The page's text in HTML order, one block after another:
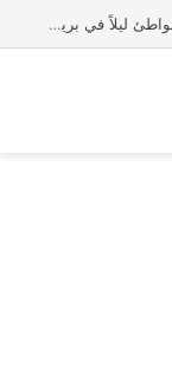
صحيفة “الميرور”: لا ترسلوا أبناءكم لحفلات الشواطئ ليلاً في بريطانيا